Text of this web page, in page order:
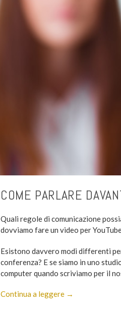
COME PARLARE
Quali regole di comunicazione
dovviamo fare un video per
Esistono davvero modi differenti
conferenza? E se siamo in uno
computer quando scriviamo per il
Continua a leggere →